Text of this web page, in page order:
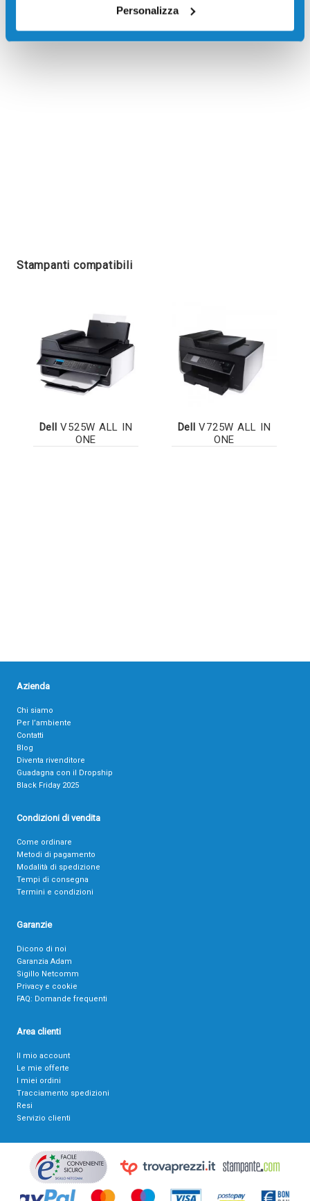
Personalizza
Recensioni
Stampanti compatibili
Dell V525W ALL IN
ONE
Dell V725W ALL IN
ONE
Azienda
Chi siamo
Per l’ambiente
Contatti
Blog
Diventa rivenditore
Guadagna con il Dropship
Black Friday 2025
Condizioni di vendita
Come ordinare
Metodi di pagamento
Modalità di spedizione
Tempi di consegna
Termini e condizioni
Garanzie
Dicono di noi
Garanzia Adam
Sigillo Netcomm
Privacy e cookie
FAQ: Domande frequenti
Area clienti
Il mio account
Le mie offerte
I miei ordini
Tracciamento spedizioni
Resi
Servizio clienti